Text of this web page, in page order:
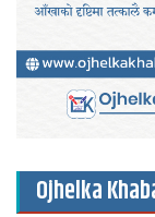
Ojhelka